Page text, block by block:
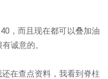
，而且现在都可以叠加油
诚意的。
在查点资料，我看到脊柱